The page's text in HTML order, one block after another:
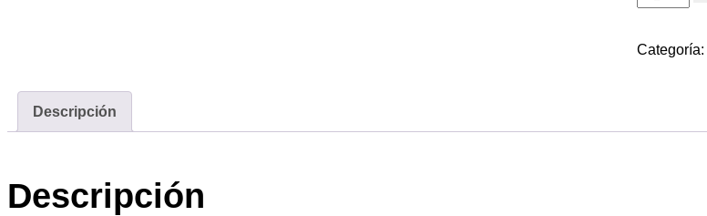
Categoría:
Descripción
Descripción